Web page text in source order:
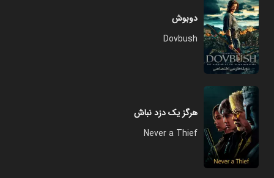
دوبوش
Dovbush
هرگز یک دزد نباش
Never a Thief